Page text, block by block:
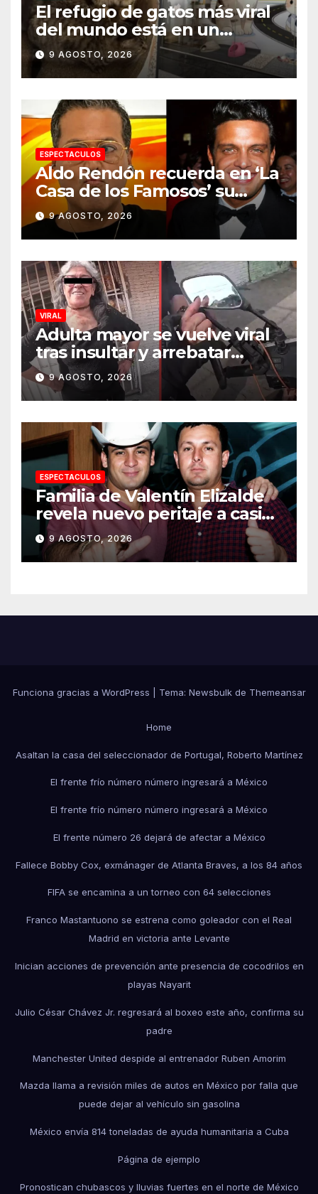
El refugio de gatos más viral
del mundo está en un
aeropuerto internacional y
tiene a tres felinos
patrullando las puertas de
embarque
9 AGOSTO, 2026
ESPECTACULOS
Aldo Rendón recuerda en ‘La
Casa de los Famosos’ su
encuentro con Luis Miguel
9 AGOSTO, 2026
VIRAL
Adulta mayor se vuelve viral
tras insultar y arrebatar
celular a repartidor
9 AGOSTO, 2026
ESPECTACULOS
Familia de Valentín Elizalde
revela nuevo peritaje a casi
20 años de su homîcîdîo
9 AGOSTO, 2026
Funciona gracias a WordPress Tema: Newsbulkde Themeansar
Home
Asaltan la casa del seleccionador de Portugal, Roberto Martínez
El frente frío número número ingresará a México
El frente frío número número ingresará a México
El frente número 26 dejará de afectar a México
Fallece Bobby Cox, exmánager de Atlanta Braves, a los 84 años
FIFA se encamina a un torneo con 64 selecciones
Franco Mastantuono se estrena como goleador con el Real
Madrid en victoria ante Levante
Inician acciones de prevención ante presencia de cocodrilos en
playas Nayarit
Julio César Chávez Jr. regresará al boxeo este año, confirma su
padre
Manchester United despide al entrenador Ruben Amorim
Mazda llama a revisión miles de autos en México por falla que
puede dejar al vehículo sin gasolina
México envía 814 toneladas de ayuda humanitaria a Cuba
Página de ejemplo
Pronostican chubascos y lluvias fuertes en el norte de México